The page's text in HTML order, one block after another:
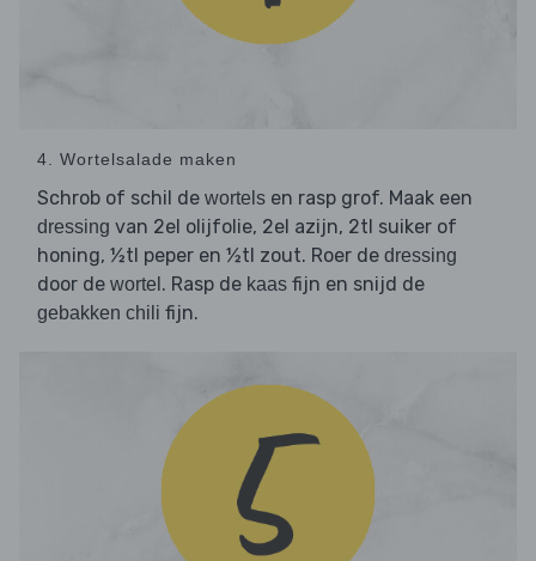
4. Wortelsalade maken
Schrob of schil de wortels en rasp grof. Maak een
dressing van 2el olijfolie, 2el azijn, 2tl suiker of
honing, ½tl peper en ½tl zout. Roer de dressing
door de wortel . Rasp de kaas fijn en snijd de
gebakken chili fijn.